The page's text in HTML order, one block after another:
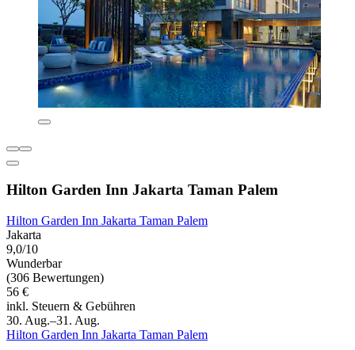
Hilton Garden Inn Jakarta Taman Palem
Hilton Garden Inn Jakarta Taman Palem
Jakarta
9,0/10
Wunderbar
(306 Bewertungen)
56 €
inkl. Steuern & Gebühren
30. Aug.–31. Aug.
Hilton Garden Inn Jakarta Taman Palem